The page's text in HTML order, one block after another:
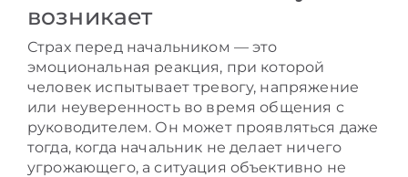
возникает
Страх перед начальником — это
эмоциональная реакция, при которой
человек испытывает тревогу, напряжение
или неуверенность во время общения с
руководителем. Он может проявляться даже
тогда, когда начальник не делает ничего
угрожающего, а ситуация объективно не